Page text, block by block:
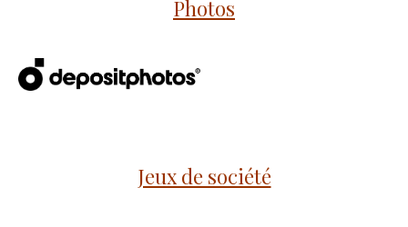
Photos
Jeux de société